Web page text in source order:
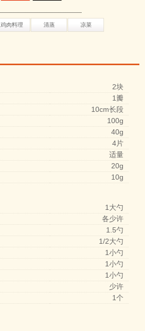
鸡肉料理 清蒸 凉菜
2块
1瓣
10cm长段
100g
40g
4片
适量
20g
10g
1大勺
各少许
1.5勺
1/2大勺
1小勺
1小勺
1小勺
少许
1个